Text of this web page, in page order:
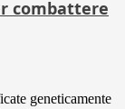
combattere
geneticamente